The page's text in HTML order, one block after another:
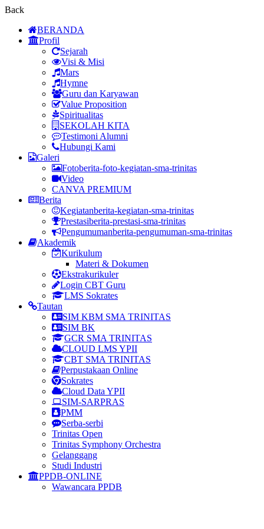
Back
BERANDA
Profil
Sejarah
Visi & Misi
Mars
Hymne
Guru dan Karyawan
Value Proposition
Spiritualitas
SEKOLAH KITA
Testimoni Alumni
Hubungi Kami
Galeri
Fotoberita-foto-kegiatan-sma-trinitas
Video
CANVA PREMIUM
Berita
Kegiatanberita-kegiatan-sma-trinitas
Prestasiberita-prestasi-sma-trinitas
Pengumumanberita-pengumuman-sma-trinitas
Akademik
Kurikulum
Materi & Dokumen
Ekstrakurikuler
Login CBT Guru
LMS Sokrates
Tautan
SIM KBM SMA TRINITAS
SIM BK
GCR SMA TRINITAS
CLOUD LMS YPII
CBT SMA TRINITAS
Perpustakaan Online
Sokrates
Cloud Data YPII
SIM-SARPRAS
PMM
Serba-serbi
Trinitas Open
Trinitas Symphony Orchestra
Gelanggang
Studi Industri
PPDB-ONLINE
Wawancara PPDB